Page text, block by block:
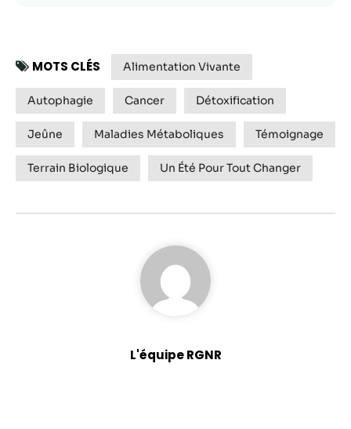
MOTS CLÉS Alimentation Vivante
Autophagie Cancer Détoxification
Jeûne Maladies Métaboliques Témoignage
Terrain Biologique Un Été Pour Tout Changer
L'équipe RGNR